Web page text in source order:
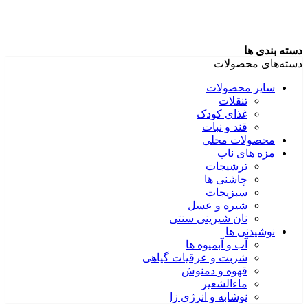
دسته بندی ها
دسته‌های محصولات
سایر محصولات
تنقلات
غذای کودک
قند و نبات
محصولات محلی
مزه های ناب
ترشیجات
چاشنی ها
سبزیجات
شیره و عسل
نان شیرینی سنتی
نوشیدنی ها
آب و آبمیوه ها
شربت و عرقیات گیاهی
قهوه و دمنوش
ماءالشعیر
نوشابه و انرژی زا